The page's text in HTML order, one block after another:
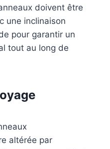
doivent être
une inclinaison
pour garantir un
tout au long de
altérée par